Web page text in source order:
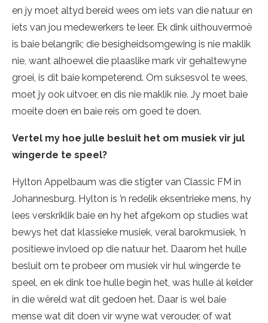
en jy moet altyd bereid wees om iets van die natuur en
iets van jou medewerkers te leer. Ek dink uithouvermoë
is baie belangrik; die besigheidsomgewing is nie maklik
nie, want alhoewel die plaaslike mark vir gehaltewyne
groei, is dit baie kompeterend. Om suksesvol te wees,
moet jy ook uitvoer, en dis nie maklik nie. Jy moet baie
moeite doen en baie reis om goed te doen.
Vertel my hoe julle besluit het om musiek vir jul
wingerde te speel?
Hylton Appelbaum was die stigter van Classic FM in
Johannesburg. Hylton is ’n redelik eksentrieke mens, hy
lees verskriklik baie en hy het afgekom op studies wat
bewys het dat klassieke musiek, veral barokmusiek, ’n
positiewe invloed op die natuur het. Daarom het hulle
besluit om te probeer om musiek vir hul wingerde te
speel, en ek dink toe hulle begin het, was hulle ál kelder
in die wêreld wat dit gedoen het. Daar is wel baie
mense wat dit doen vir wyne wat verouder, of wat